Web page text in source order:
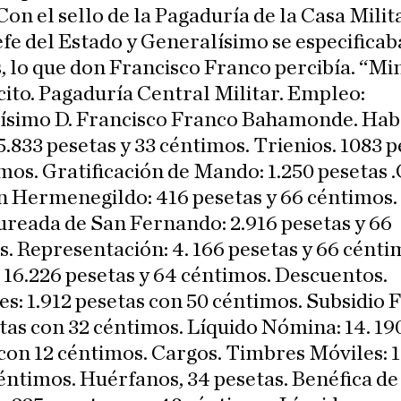
el sello de la Pagaduría de la Casa
del Estado y Generalísimo se
lo que don Francisco Franco percibía.
Pagaduría Central Militar. Empleo:
D. Francisco Franco Bahamonde.
pesetas y 33 céntimos. Trienios. 1083
Gratificación de Mando: 1.250 pesetas
Hermenegildo: 416 pesetas y 66
de San Fernando: 2.916 pesetas y 66
Representación: 4. 166 pesetas y 66
pesetas y 64 céntimos. Descuentos.
1.912 pesetas con 50 céntimos. Subsidio
con 32 céntimos. Líquido Nómina: 14.
12 céntimos. Cargos. Timbres Móviles:
Huérfanos, 34 pesetas. Benéfica de